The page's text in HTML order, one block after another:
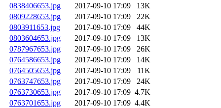
0838406653.jpg
2017-09-10 17:09
13K
0809228653.jpg
2017-09-10 17:09
22K
0803911653.jpg
2017-09-10 17:09
44K
0803604653.jpg
2017-09-10 17:09
13K
0787967653.jpg
2017-09-10 17:09
26K
0764586653.jpg
2017-09-10 17:09
14K
0764505653.jpg
2017-09-10 17:09
11K
0763747653.jpg
2017-09-10 17:09
24K
0763730653.jpg
2017-09-10 17:09 4.7K
0763701653.jpg
2017-09-10 17:09 4.4K